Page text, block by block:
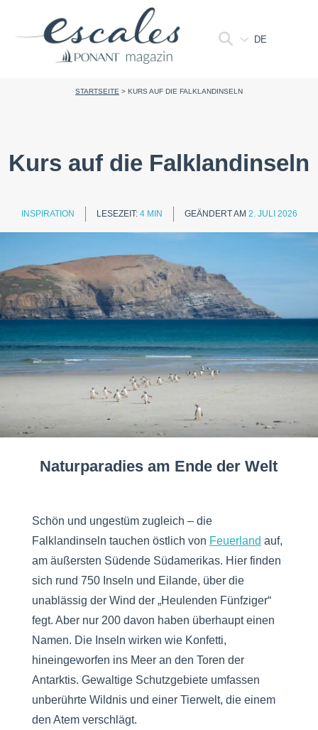
DE
STARTSEITE > KURS AUF DIE FALKLANDINSELN
Kurs auf die Falklandinseln
INSPIRATION LESEZEIT: 4 MIN GEÄNDERT AM 2. JULI 2026
Naturparadies am Ende der Welt
Schön und ungestüm zugleich – die
Falklandinseln tauchen östlich von Feuerland auf,
am äußersten Südende Südamerikas. Hier finden
sich rund 750 Inseln und Eilande, über die
unablässig der Wind der „Heulenden Fünfziger“
fegt. Aber nur 200 davon haben überhaupt einen
Namen. Die Inseln wirken wie Konfetti,
hineingeworfen ins Meer an den Toren der
Antarktis. Gewaltige Schutzgebiete umfassen
unberührte Wildnis und einer Tierwelt, die einem
den Atem verschlägt.